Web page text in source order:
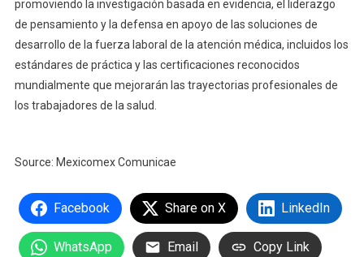
promoviendo la investigación basada en evidencia, el liderazgo
de pensamiento y la defensa en apoyo de las soluciones de
desarrollo de la fuerza laboral de la atención médica, incluidos los
estándares de práctica y las certificaciones reconocidos
mundialmente que mejorarán las trayectorias profesionales de
los trabajadores de la salud.
Source: Mexicomex Comunicae
Facebook Share on X LinkedIn
WhatsApp Email Copy Link